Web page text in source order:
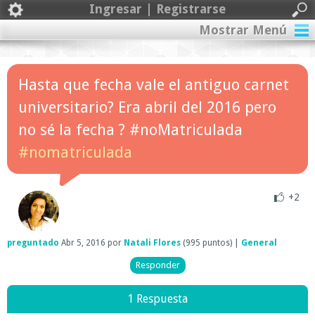
Ingresar | Registrarse
Mostrar Menú
Hasta que fecha vale el antiguo carnet
universitario? Era abril del 2016 pero
no sé la fecha ? #noMatriculada
#nomatriculada
+2
preguntado Abr 5, 2016 por Natali Flores (995 puntos) General
1 Respuesta